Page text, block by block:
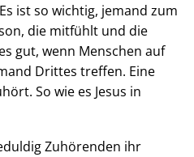
ist so wichtig, jemand zum
die mitfühlt und die
gut, wenn Men­schen auf
Drittes treffen. Eine
So wie es Jesus in
Zuhö­ren­den ihr